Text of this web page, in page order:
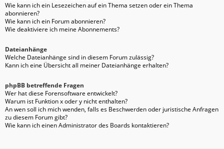
Wie kann ich ein Lesezeichen auf ein Thema setzen oder ein Thema
abonnieren?
Wie kann ich ein Forum abonnieren?
Wie deaktiviere ich meine Abonnements?
Dateianhänge
Welche Dateianhänge sind in diesem Forum zulässig?
Kann ich eine Übersicht all meiner Dateianhänge erhalten?
phpBB betreffende Fragen
Wer hat diese Forensoftware entwickelt?
Warum ist Funktion x oder y nicht enthalten?
An wen soll ich mich wenden, falls es Beschwerden oder juristische Anfragen
zu diesem Forum gibt?
Wie kann ich einen Administrator des Boards kontaktieren?